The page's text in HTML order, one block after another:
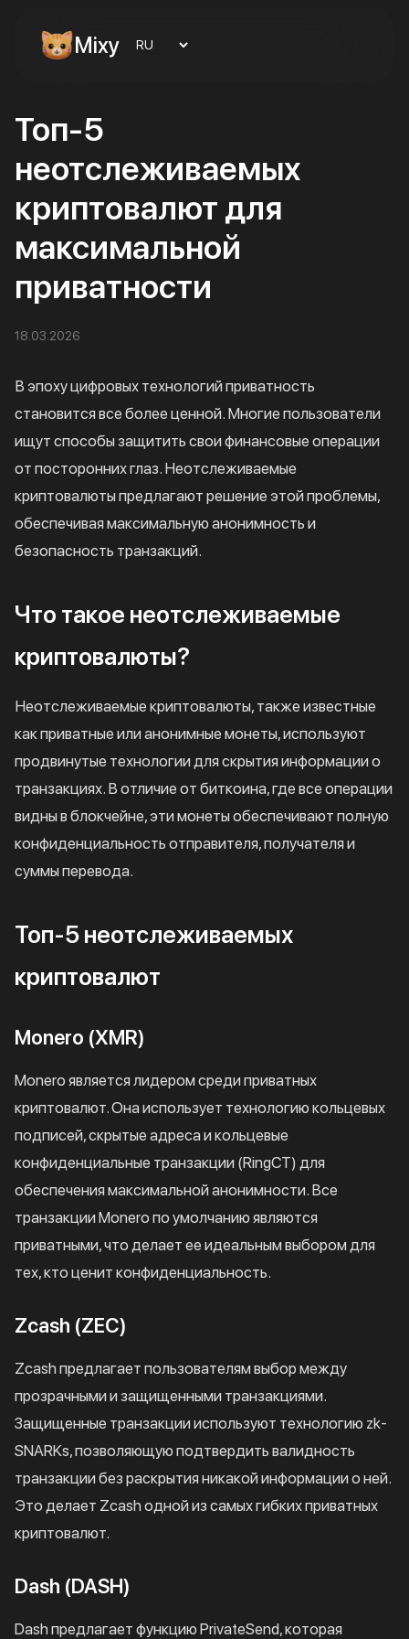
Mixy
Топ-5
неотслеживаемых
криптовалют для
максимальной
приватности
18.03.2026
В эпоху цифровых технологий приватность
становится все более ценной. Многие пользователи
ищут способы защитить свои финансовые операции
от посторонних глаз. Неотслеживаемые
криптовалюты предлагают решение этой проблемы,
обеспечивая максимальную анонимность и
безопасность транзакций.
Что такое неотслеживаемые
криптовалюты?
Неотслеживаемые криптовалюты, также известные
как приватные или анонимные монеты, используют
продвинутые технологии для скрытия информации о
транзакциях. В отличие от биткоина, где все операции
видны в блокчейне, эти монеты обеспечивают полную
конфиденциальность отправителя, получателя и
суммы перевода.
Топ-5 неотслеживаемых
криптовалют
Monero (XMR)
Monero является лидером среди приватных
криптовалют. Она использует технологию кольцевых
подписей, скрытые адреса и кольцевые
конфиденциальные транзакции (RingCT) для
обеспечения максимальной анонимности. Все
транзакции Monero по умолчанию являются
приватными, что делает ее идеальным выбором для
тех, кто ценит конфиденциальность.
Zcash (ZEC)
Zcash предлагает пользователям выбор между
прозрачными и защищенными транзакциями.
Защищенные транзакции используют технологию zk-
SNARKs, позволяющую подтвердить валидность
транзакции без раскрытия никакой информации о ней.
Это делает Zcash одной из самых гибких приватных
криптовалют.
Dash (DASH)
Dash предлагает функцию PrivateSend, которая